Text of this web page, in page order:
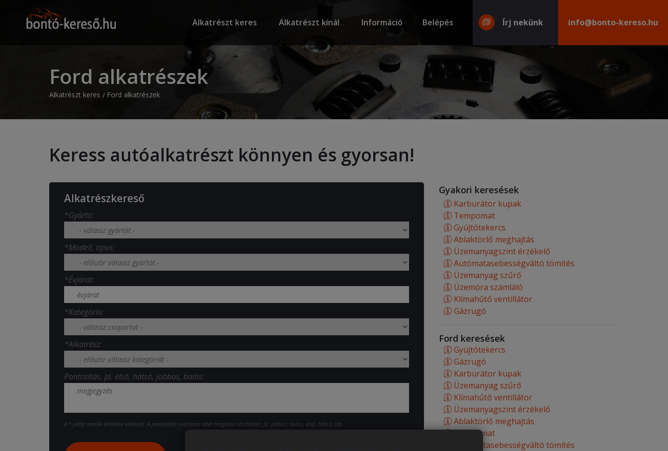
Alkatrészt keres Alkatrészt kínál Információ Belépés Írj nekünk info@bonto-kereso.hu
Ford alkatrészek
Alkatrészt keres Ford alkatrészek
Keress autóalkatrészt könnyen és gyorsan!
Alkatrészkereső
*Gyártó:
*Modell, típus:
*Évjárat:
*Kategória:
*Alkatrész:
Pontosítás, pl. első, hátsó, jobbos, balos:
A * jelölt mezők kitöltése kötelező. A pontosítás mezőben lehet megadni részletelet, pl. jobbos, balos, első, hátsó, stb.
Gyakori keresések
Karburátor kupak
Tempomat
Gyújtótekercs
Ablaktörlő meghajtás
Üzemanyagszint érzékelő
Autómatasebességváltó tömítés
Üzemanyag szűrő
Üzemóra számláló
Klímahűtő ventillátor
Gázrugó
Ford keresések
Gyújtótekercs
Gázrugó
Karburátor kupak
Üzemanyag szűrő
Klímahűtő ventillátor
Üzemanyagszint érzékelő
Ablaktörlő meghajtás
Tempomat
Autómatasebességváltó tömítés